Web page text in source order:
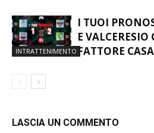
INTRATTENIMENTO
I TUOI
E
FATTORE
LASCIA UN COMMENTO